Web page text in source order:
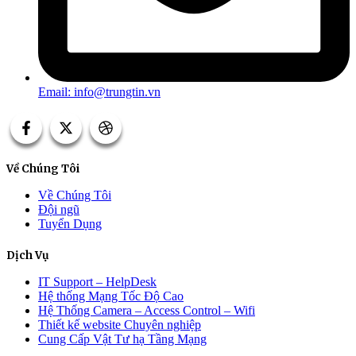
Email: info@trungtin.vn
Về Chúng Tôi
Về Chúng Tôi
Đội ngũ
Tuyển Dụng
Dịch Vụ
IT Support – HelpDesk
Hệ thống Mạng Tốc Độ Cao
Hệ Thống Camera – Access Control – Wifi
Thiết kế website Chuyên nghiệp
Cung Cấp Vật Tư hạ Tầng Mạng